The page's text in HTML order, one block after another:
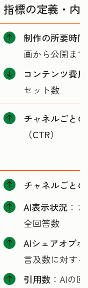
指標の定義・内
制作の所要時間
画から公開ま
コンテンツ費用
セット数
チャネルごと
（CTR）
チャネルごと
AI表示状況 ：
全回答数
AIシェアオブ
言及数に対す
引用数 ：AIの